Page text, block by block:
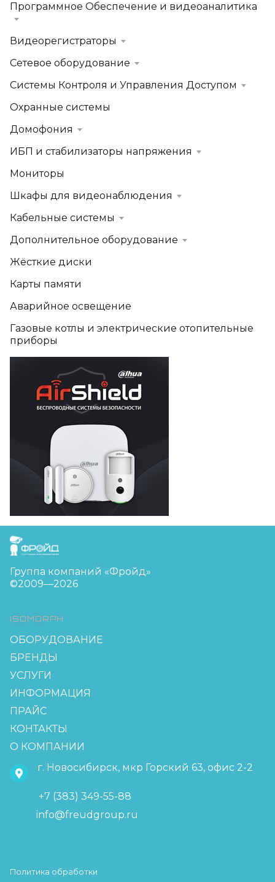
Программное Обеспечение и видеоаналитика
Видеорегистраторы
Сетевое оборудование
Системы Контроля и Управления Доступом
Охранные системы
Домофония
ИБП и стабилизаторы напряжения
Мониторы
Шкафы для видеонаблюдения
Кабельные системы
Дополнительное оборудование
Жёсткие диски
Карты памяти
Аварийное освещение
Газовые котлы и электрические отопительные
приборы
FreudGroup
Группа компаний «Фройд»
©2009—2026
ISOMORPH
ОБОРУДОВАНИЕ
БРЕНДЫ
УСЛУГИ
ИНФОРМАЦИЯ
ПРАЙС
КОНТАКТЫ
О КОМПАНИИ
г. Новосибирск, мкр Горский 63, офис 2-2
+7 (383) 349-55-88
info@freudgroup.ru
Политика обработки